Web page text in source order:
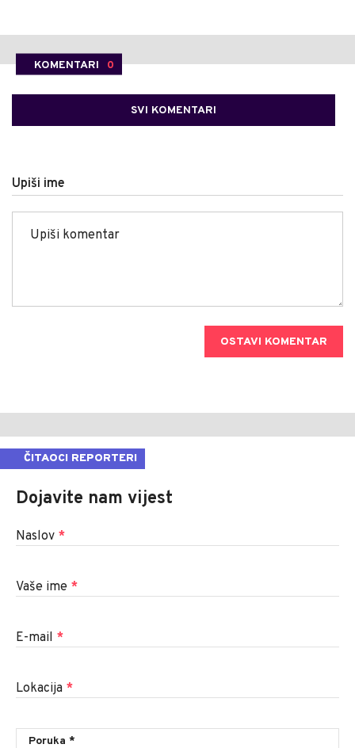
KOMENTARI 0
SVI KOMENTARI
Upiši ime
OSTAVI KOMENTAR
ČITAOCI REPORTERI
Dojavite nam vijest
Naslov *
Vaše ime *
E-mail *
Lokacija *